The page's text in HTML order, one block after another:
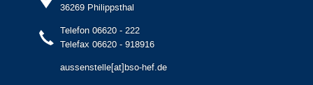
36269 Philippsthal
Telefon 06620 - 222
Telefax 06620 - 918916
aussenstelle[at]bso-hef.de